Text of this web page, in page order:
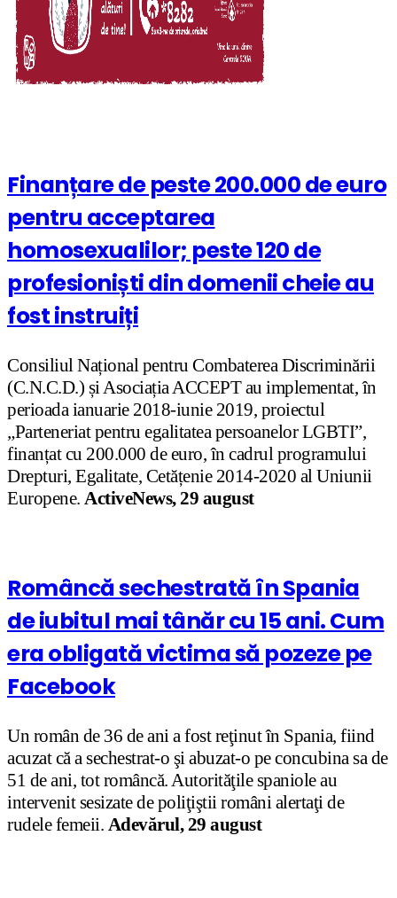
Finanțare de peste 200.000 de euro
pentru acceptarea
homosexualilor; peste 120 de
profesioniști din domenii cheie au
fost instruiți
Consiliul Național pentru Combaterea Discriminării
(C.N.C.D.) și Asociația ACCEPT au implementat, în
perioada ianuarie 2018-iunie 2019, proiectul
„Parteneriat pentru egalitatea persoanelor LGBTI”,
finanțat cu 200.000 de euro, în cadrul programului
Drepturi, Egalitate, Cetățenie 2014-2020 al Uniunii
Europene. ActiveNews, 29 august
Româncă sechestrată în Spania
de iubitul mai tânăr cu 15 ani. Cum
era obligată victima să pozeze pe
Facebook
Un român de 36 de ani a fost reţinut în Spania, fiind
acuzat că a sechestrat-o şi abuzat-o pe concubina sa de
51 de ani, tot româncă. Autorităţile spaniole au
intervenit sesizate de poliţiştii români alertaţi de
rudele femeii. Adevărul, 29 august